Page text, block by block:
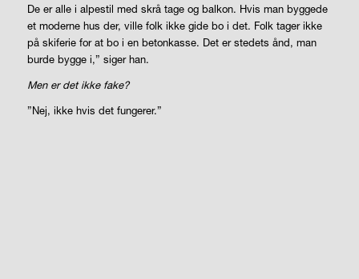
De er alle i alpestil med skrå tage og balkon. Hvis man byggede
et moderne hus der, ville folk ikke gide bo i det. Folk tager ikke
på skiferie for at bo i en betonkasse. Det er stedets ånd, man
burde bygge i,” siger han.
Men er det ikke fake?
”Nej, ikke hvis det fungerer.”